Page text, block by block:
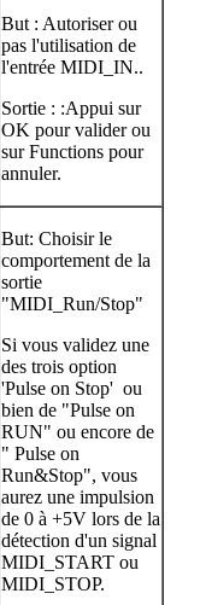
But : Autoriser ou
pas l'utilisation de
l'entrée MIDI_IN..
Sortie : :Appui sur
OK pour valider ou
sur Functions pour
annuler.
But: Choisir le
comportement de la
sortie
"MIDI_Run/Stop"
Si vous validez une
des trois option
'Pulse on Stop' ou
bien de "Pulse on
RUN" ou encore de
" Pulse on
Run&Stop", vous
aurez une impulsion
de 0 à +5V lors de la
détection d'un signal
MIDI_START ou
MIDI_STOP.